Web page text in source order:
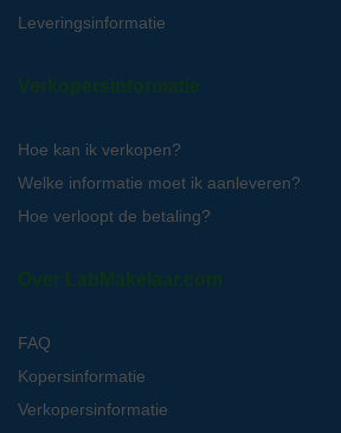
Leveringsinformatie
Verkopersinformatie
Hoe kan ik verkopen?
Welke informatie moet ik aanleveren?
Hoe verloopt de betaling?
Over LabMakelaar.com
FAQ
Kopersinformatie
Verkopersinformatie